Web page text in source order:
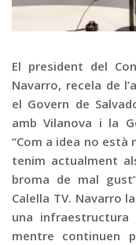
Publicitat
Contacte
El president del
Navarro, recela de
el Govern de
amb Vilanova i la
“Com a idea no
tenim actualment
broma de mal
Calella TV. Navarro
una infraestructura
mentre continuen